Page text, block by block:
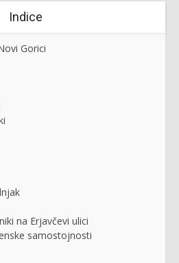
Indice
Gorici
na Erjavčevi ulici
samostojnosti